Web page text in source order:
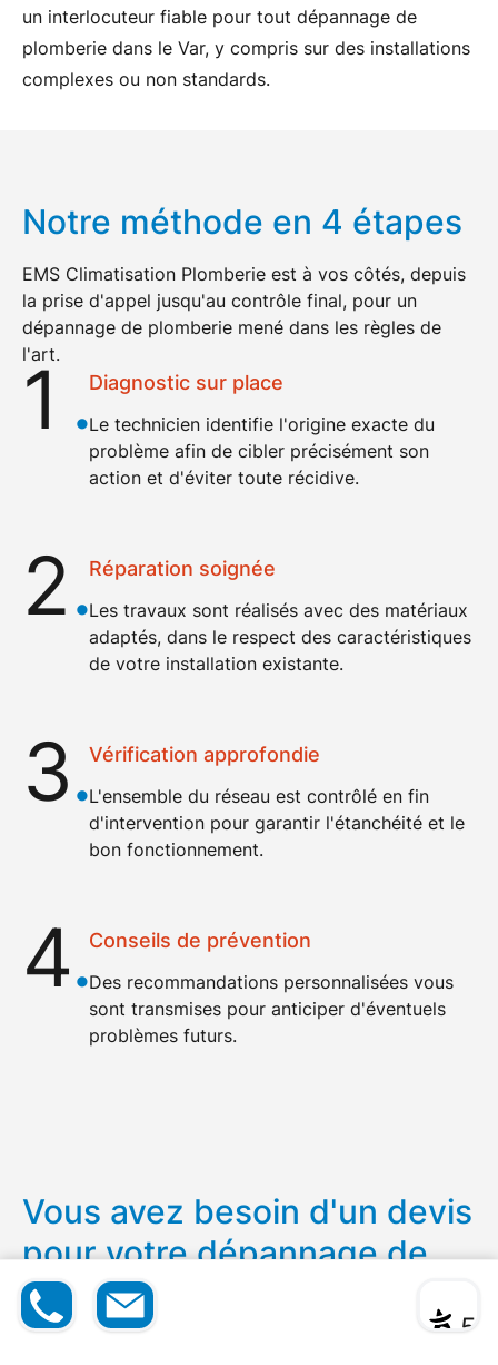
06 12 1* ** **
5
un interlocuteur fiable pour tout dépannage de
plomberie dans le Var, y compris sur des installations
complexes ou non standards.
Notre méthode en 4 étapes
EMS Climatisation Plomberie est à vos côtés, depuis
la prise d'appel jusqu'au contrôle final, pour un
dépannage de plomberie mené dans les règles de
l'art.
1 .Diagnostic sur place
Le technicien identifie l'origine exacte du
problème afin de cibler précisément son
action et d'éviter toute récidive.
2.Réparation soignée
Les travaux sont réalisés avec des matériaux
adaptés, dans le respect des caractéristiques
de votre installation existante.
3.Vérification approfondie
L'ensemble du réseau est contrôlé en fin
d'intervention pour garantir l'étanchéité et le
bon fonctionnement.
4.Conseils de prévention
Des recommandations personnalisées vous
sont transmises pour anticiper d'éventuels
problèmes futurs.
Vous avez besoin d'un devis
pour votre dépannage de
plomberie ?